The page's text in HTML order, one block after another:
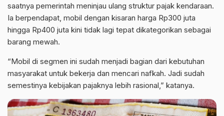
saatnya pemerintah meninjau ulang struktur pajak kendaraan.
Ia berpendapat, mobil dengan kisaran harga Rp300 juta
hingga Rp400 juta kini tidak lagi tepat dikategorikan sebagai
barang mewah.
“Mobil di segmen ini sudah menjadi bagian dari kebutuhan
masyarakat untuk bekerja dan mencari nafkah. Jadi sudah
semestinya kebijakan pajaknya lebih rasional,” katanya.